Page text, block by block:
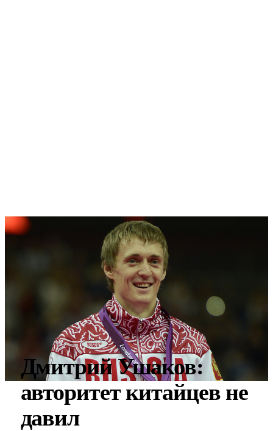
Дмитрий Ушаков:
авторитет китайцев не
давил